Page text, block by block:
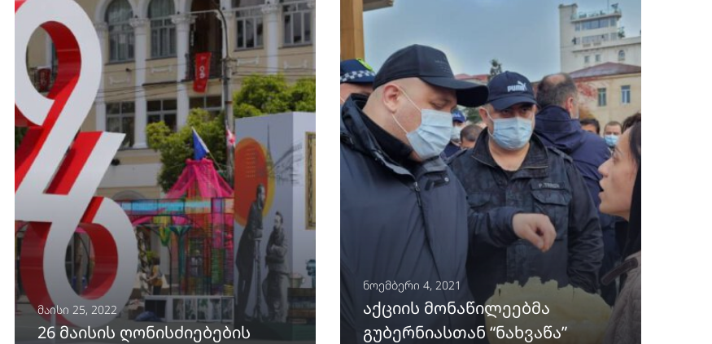
ᲒᲐᲒᲠᲫᲔᲚᲔᲑᲐ
მაისი 25, 2022
26 მაისის ღონისძიებების
ნოემბერი 4, 2021
აქციის მონაწილეებმა
გუბერნიასთან “ნახვაწა”